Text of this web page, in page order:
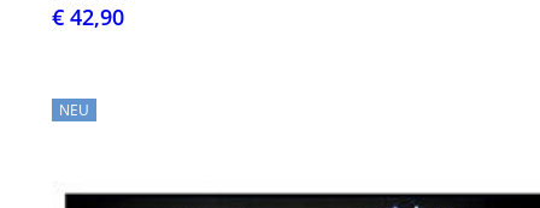
€ 42,90
NEU